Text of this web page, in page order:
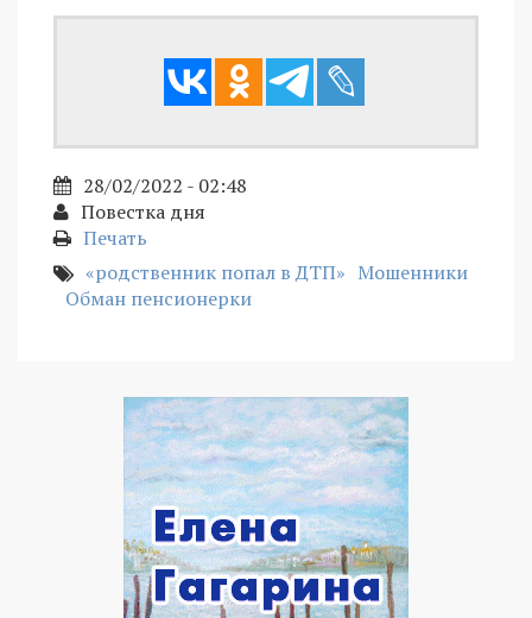
28/02/2022 - 02:48
Повестка дня
Печать
«родственник попал в ДТП» Мошенники
Обман пенсионерки